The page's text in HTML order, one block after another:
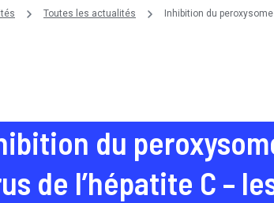
Toutes les actualités Inhibition du
du
de l’hépatite C –